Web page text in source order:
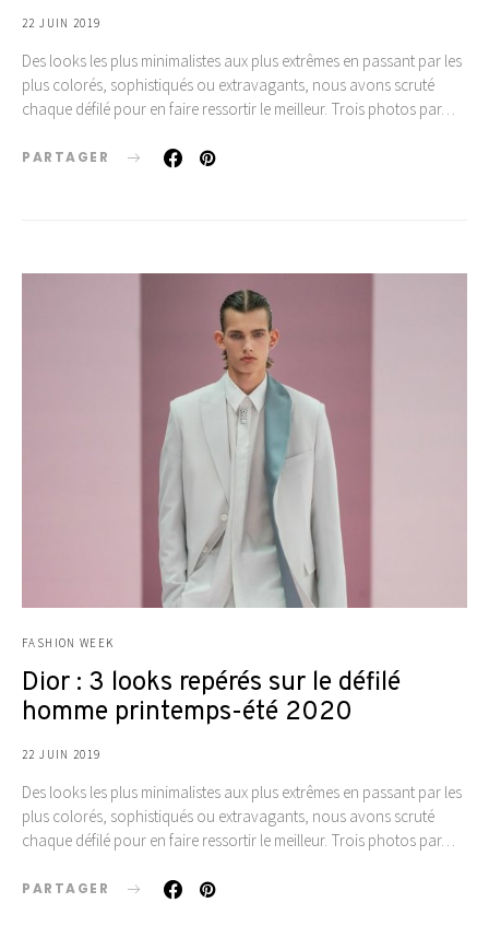
22 JUIN 2019
Des looks les plus minimalistes aux plus extrêmes en passant par les
plus colorés, sophistiqués ou extravagants, nous avons scruté
chaque défilé pour en faire ressortir le meilleur. Trois photos par…
PARTAGER
FASHION WEEK
Dior : 3 looks repérés sur le défilé
homme printemps-été 2020
22 JUIN 2019
Des looks les plus minimalistes aux plus extrêmes en passant par les
plus colorés, sophistiqués ou extravagants, nous avons scruté
chaque défilé pour en faire ressortir le meilleur. Trois photos par…
PARTAGER